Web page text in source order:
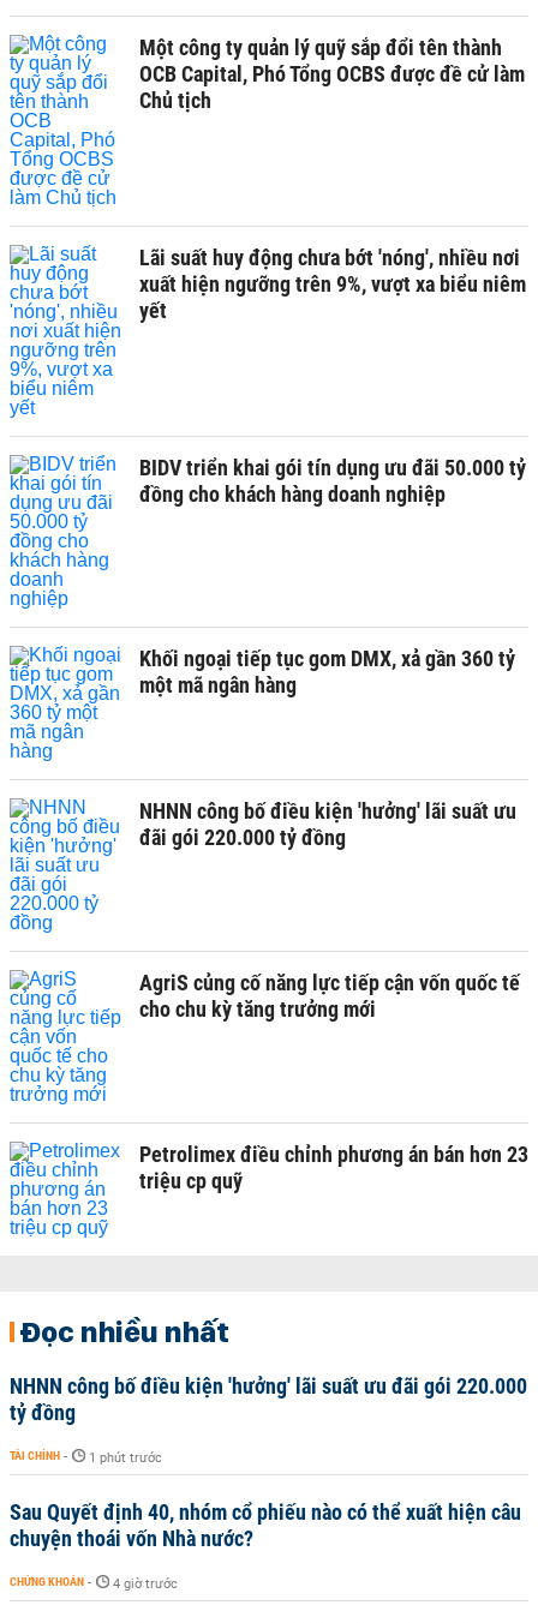
Một công ty quản lý quỹ sắp đổi tên thành
OCB Capital, Phó Tổng OCBS được đề cử làm
Chủ tịch
Lãi suất huy động chưa bớt 'nóng', nhiều nơi
xuất hiện ngưỡng trên 9%, vượt xa biểu niêm
yết
BIDV triển khai gói tín dụng ưu đãi 50.000 tỷ
đồng cho khách hàng doanh nghiệp
Khối ngoại tiếp tục gom DMX, xả gần 360 tỷ
một mã ngân hàng
NHNN công bố điều kiện 'hưởng' lãi suất ưu
đãi gói 220.000 tỷ đồng
AgriS củng cố năng lực tiếp cận vốn quốc tế
cho chu kỳ tăng trưởng mới
Petrolimex điều chỉnh phương án bán hơn 23
triệu cp quỹ
Đọc nhiều nhất
NHNN công bố điều kiện 'hưởng' lãi suất ưu đãi gói 220.000
tỷ đồng
TÀI CHÍNH - 1 phút trước
Sau Quyết định 40, nhóm cổ phiếu nào có thể xuất hiện câu
chuyện thoái vốn Nhà nước?
CHỨNG KHOÁN - 4 giờ trước